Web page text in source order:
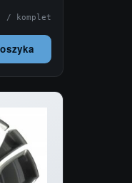
/ komplet